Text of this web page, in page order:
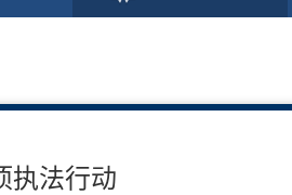
执法行动